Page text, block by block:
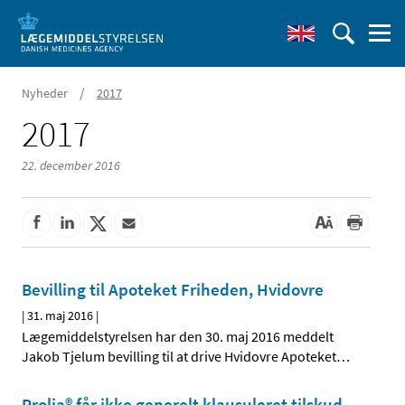
Nyheder / 2017
2017
22. december 2016
Bevilling til Apoteket Friheden, Hvidovre
|31. maj 2016 |
Lægemiddelstyrelsen har den 30. maj 2016 meddelt
Jakob Tjelum bevilling til at drive Hvidovre Apoteket…